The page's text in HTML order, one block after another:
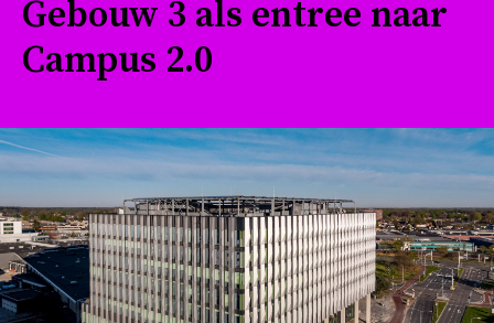
Gebouw 3 als entree naar
Campus 2.0